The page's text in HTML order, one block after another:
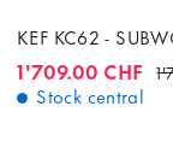
KEF KC62 -
1'709.00 CHF
Stock central